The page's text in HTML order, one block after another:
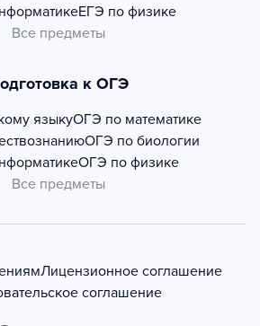
ЕГЭ по физике
Все предметы
к ОГЭ
языкуОГЭ по математике
ОГЭ по биологии
ОГЭ по физике
Все предметы
Лицензионное соглашение
соглашение